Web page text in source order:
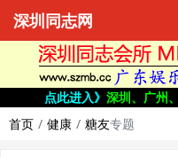
深圳同志网
点此进入》 深圳、广州
首页
健康 糖友专题